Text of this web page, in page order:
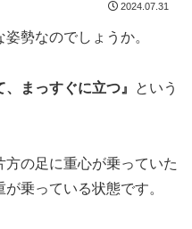
2024.07.31
勢なのでしょうか。
、まっすぐに立つ』
という
の足に重心が乗っていた
乗っている状態です。